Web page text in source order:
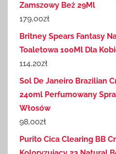
Zamszowy Beż 29Ml
179,00zł
Britney Spears Fantasy
Toaletowa 100Ml Dla
114,20zł
Sol De Janeiro Brazilian
240ml Perfumowany
Włosów
98,00zł
Purito Cica Clearing BB